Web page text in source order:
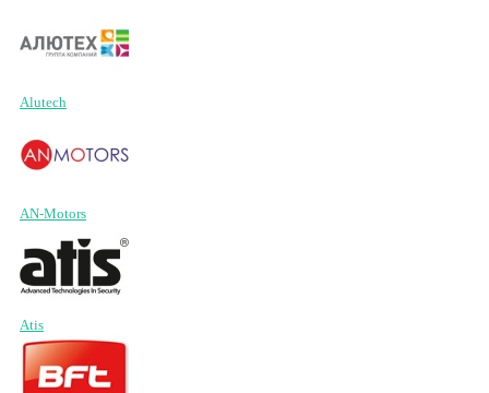
Alutech
AN-Motors
Atis